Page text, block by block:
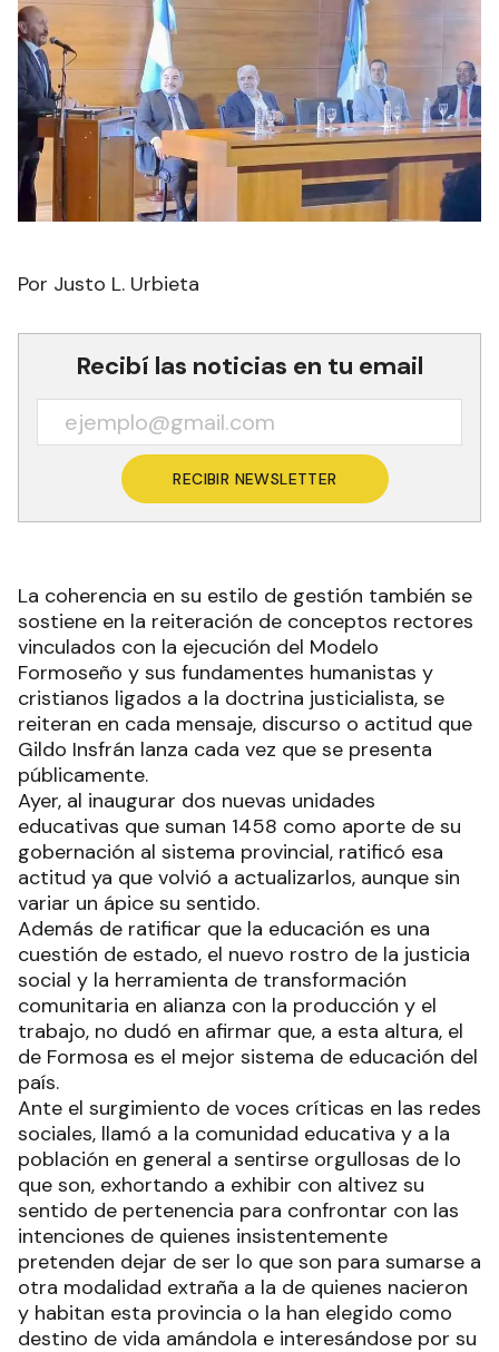
Por Justo L. Urbieta
Recibí las noticias en tu email
RECIBIR NEWSLETTER
La coherencia en su estilo de gestión también se
sostiene en la reiteración de conceptos rectores
vinculados con la ejecución del Modelo
Formoseño y sus fundamentes humanistas y
cristianos ligados a la doctrina justicialista, se
reiteran en cada mensaje, discurso o actitud que
Gildo Insfrán lanza cada vez que se presenta
públicamente.
Ayer, al inaugurar dos nuevas unidades
educativas que suman 1458 como aporte de su
gobernación al sistema provincial, ratificó esa
actitud ya que volvió a actualizarlos, aunque sin
variar un ápice su sentido.
Además de ratificar que la educación es una
cuestión de estado, el nuevo rostro de la justicia
social y la herramienta de transformación
comunitaria en alianza con la producción y el
trabajo, no dudó en afirmar que, a esta altura, el
de Formosa es el mejor sistema de educación del
país.
Ante el surgimiento de voces críticas en las redes
sociales, llamó a la comunidad educativa y a la
población en general a sentirse orgullosas de lo
que son, exhortando a exhibir con altivez su
sentido de pertenencia para confrontar con las
intenciones de quienes insistentemente
pretenden dejar de ser lo que son para sumarse a
otra modalidad extraña a la de quienes nacieron
y habitan esta provincia o la han elegido como
destino de vida amándola e interesándose por su